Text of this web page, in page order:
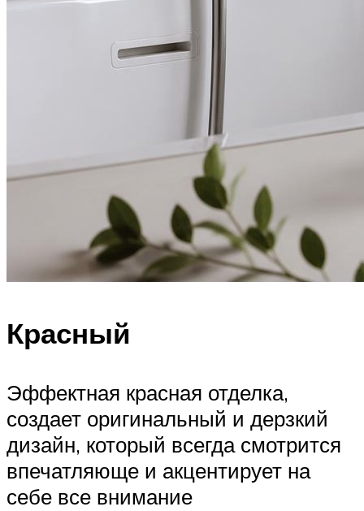
Красный
Эффектная красная отделка,
создает оригинальный и дерзкий
дизайн, который всегда смотрится
впечатляюще и акцентирует на
себе все внимание